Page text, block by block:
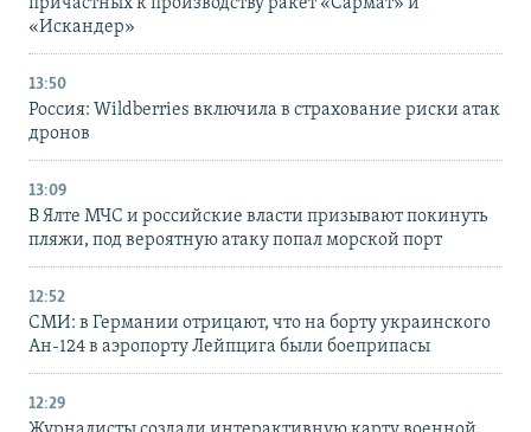
причастных к производству ракет «Сармат» и
«Искандер»
13:50
Россия: Wildberries включила в страхование риски атак
дронов
13:09
В Ялте МЧС и российские власти призывают покинуть
пляжи, под вероятную атаку попал морской порт
12:52
СМИ: в Германии отрицают, что на борту украинского
Ан-124 в аэропорту Лейпцига были боеприпасы
12:29